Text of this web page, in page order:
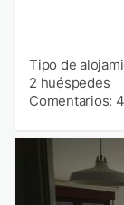
Tipo de
2 huéspedes
Comentarios: 4